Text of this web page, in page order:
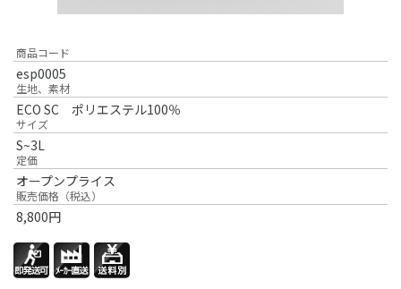
商品コード
esp0005
生地、素材
ECO SC ポリエステル100％
サイズ
S~3L
定価
オープンプライス
販売価格（税込）
8,800円